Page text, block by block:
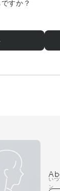
すか？
い
ン